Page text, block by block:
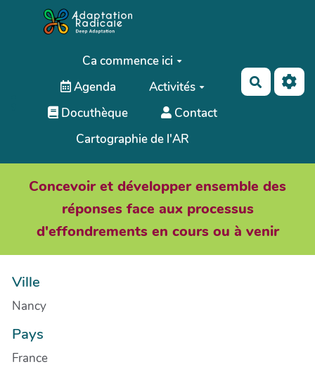
Aller au contenu principal
Ca commence ici
Agenda
Activités
Docuthèque
Contact
Cartographie de l'AR
Concevoir et développer ensemble des
réponses face aux processus
d'effondrements en cours ou à venir
Ville
Nancy
Pays
France